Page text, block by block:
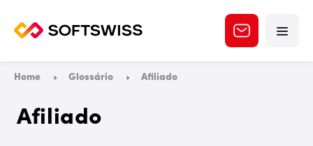
Home Glossário Afiliado
Afiliado